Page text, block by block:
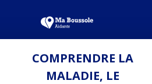
COMPRENDRE LA
MALADIE, LE